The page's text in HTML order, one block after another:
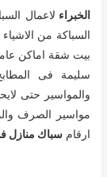
الخبراء لاعمال
السباكة من
بيت شقة اماكن
سليمة فى
والمواسير حتى
مواسير الصرف
ارقامسباك منازل